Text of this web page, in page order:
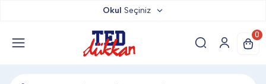
TED YAYINLARI
Okul Seçiniz
0